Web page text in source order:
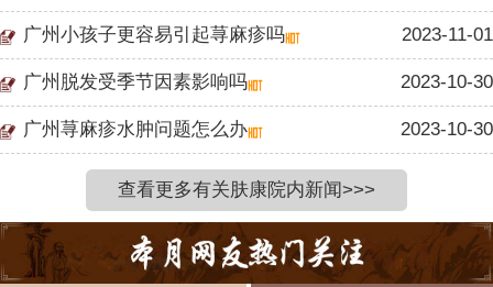
广州小孩子更容易引起荨麻疹吗 2023-11-01
广州脱发受季节因素影响吗 2023-10-30
广州荨麻疹水肿问题怎么办 2023-10-30
查看更多有关肤康院内新闻>>>